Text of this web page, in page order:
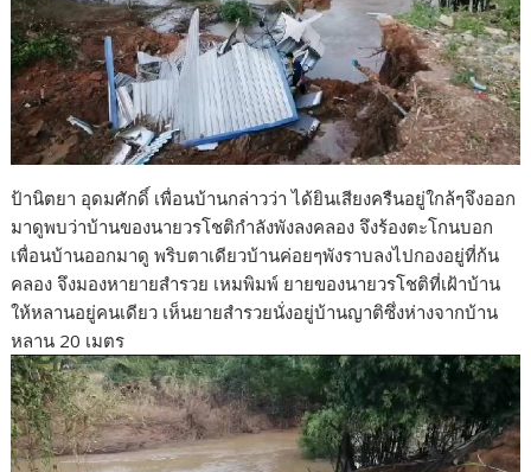
ป้านิตยา อุดมศักดิ์ เพื่อนบ้านกล่าวว่า ได้ยินเสียงครืนอยู่ใกล้ๆจึงออก
มาดูพบว่าบ้านของนายวรโชติกำลังพังลงคลอง จึงร้องตะโกนบอก
เพื่อนบ้านออกมาดู พริบตาเดียวบ้านค่อยๆพังราบลงไปกองอยู่ที่ก้น
คลอง จึงมองหายายสำรวย เหมพิมพ์ ยายของนายวรโชติที่เฝ้าบ้าน
ให้หลานอยู่คนเดียว เห็นยายสำรวยนั่งอยู่บ้านญาติซึ่งห่างจากบ้าน
หลาน 20 เมตร